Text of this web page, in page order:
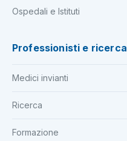
Ospedali e Istituti
Professionisti e ricerca
Medici invianti
Ricerca
Formazione